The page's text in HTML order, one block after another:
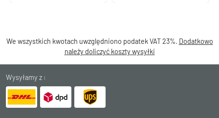
We wszystkich kwotach uwzględniono podatek VAT 23%. Dodatkowo
należy doliczyć koszty wysyłki
Wysyłamy z :